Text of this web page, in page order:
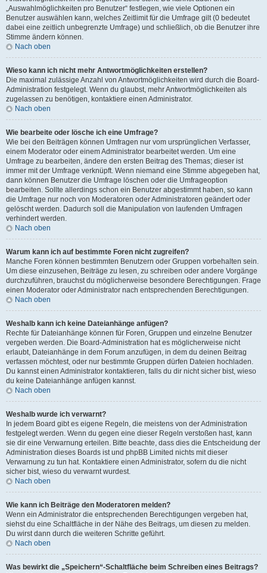
„Auswahlmöglichkeiten pro Benutzer“ festlegen, wie viele Optionen ein
Benutzer auswählen kann, welches Zeitlimit für die Umfrage gilt (0 bedeutet
dabei eine zeitlich unbegrenzte Umfrage) und schließlich, ob die Benutzer ihre
Stimme ändern können.
Nach oben
Wieso kann ich nicht mehr Antwortmöglichkeiten erstellen?
Die maximal zulässige Anzahl von Antwortmöglichkeiten wird durch die Board-
Administration festgelegt. Wenn du glaubst, mehr Antwortmöglichkeiten als
zugelassen zu benötigen, kontaktiere einen Administrator.
Nach oben
Wie bearbeite oder lösche ich eine Umfrage?
Wie bei den Beiträgen können Umfragen nur vom ursprünglichen Verfasser,
einem Moderator oder einem Administrator bearbeitet werden. Um eine
Umfrage zu bearbeiten, ändere den ersten Beitrag des Themas; dieser ist
immer mit der Umfrage verknüpft. Wenn niemand eine Stimme abgegeben hat,
dann können Benutzer die Umfrage löschen oder die Umfrageoption
bearbeiten. Sollte allerdings schon ein Benutzer abgestimmt haben, so kann
die Umfrage nur noch von Moderatoren oder Administratoren geändert oder
gelöscht werden. Dadurch soll die Manipulation von laufenden Umfragen
verhindert werden.
Nach oben
Warum kann ich auf bestimmte Foren nicht zugreifen?
Manche Foren können bestimmten Benutzern oder Gruppen vorbehalten sein.
Um diese einzusehen, Beiträge zu lesen, zu schreiben oder andere Vorgänge
durchzuführen, brauchst du möglicherweise besondere Berechtigungen. Frage
einen Moderator oder Administrator nach entsprechenden Berechtigungen.
Nach oben
Weshalb kann ich keine Dateianhänge anfügen?
Rechte für Dateianhänge können für Foren, Gruppen und einzelne Benutzer
vergeben werden. Die Board-Administration hat es möglicherweise nicht
erlaubt, Dateianhänge in dem Forum anzufügen, in dem du deinen Beitrag
verfassen möchtest, oder nur bestimmte Gruppen dürfen Dateien hochladen.
Du kannst einen Administrator kontaktieren, falls du dir nicht sicher bist, wieso
du keine Dateianhänge anfügen kannst.
Nach oben
Weshalb wurde ich verwarnt?
In jedem Board gibt es eigene Regeln, die meistens von der Administration
festgelegt werden. Wenn du gegen eine dieser Regeln verstoßen hast, kann
sie dir eine Verwarnung erteilen. Bitte beachte, dass dies die Entscheidung der
Administration dieses Boards ist und phpBB Limited nichts mit dieser
Verwarnung zu tun hat. Kontaktiere einen Administrator, sofern du die nicht
sicher bist, wieso du verwarnt wurdest.
Nach oben
Wie kann ich Beiträge den Moderatoren melden?
Wenn ein Administrator die entsprechenden Berechtigungen vergeben hat,
siehst du eine Schaltfläche in der Nähe des Beitrags, um diesen zu melden.
Du wirst dann durch die weiteren Schritte geführt.
Nach oben
Was bewirkt die „Speichern“-Schaltfläche beim Schreiben eines Beitrags?